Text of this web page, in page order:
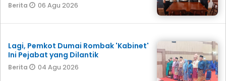
Berita 06 Agu 2026
Lagi, Pemkot Dumai Rombak 'Kabinet'
Ini Pejabat yang Dilantik
Berita 04 Agu 2026